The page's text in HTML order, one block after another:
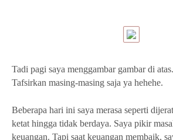
Tadi pagi saya menggambar gambar di
Tafsirkan masing-masing saja ya hehehe.
Beberapa hari ini saya merasa seperti
ketat hingga tidak berdaya. Saya pikir
keuangan. Tapi saat keuangan membaik,